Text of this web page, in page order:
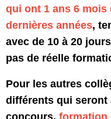
qui ont 1 ans 6 mois
dernières années,
avec de 10 à 20
pas de réelle
Pour les autres
différents qui seront
concours, formation